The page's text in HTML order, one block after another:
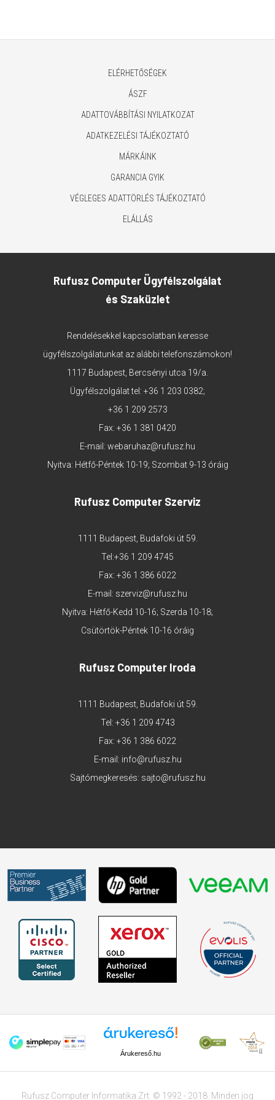
ELÉRHETŐSÉGEK
ÁSZF
ADATTOVÁBBÍTÁSI NYILATKOZAT
ADATKEZELÉSI TÁJÉKOZTATÓ
MÁRKÁINK
GARANCIA GYIK
VÉGLEGES ADATTÖRLÉS TÁJÉKOZTATÓ
ELÁLLÁS
Rufusz Computer Ügyfélszolgálat
és Szaküzlet
Rendelésekkel kapcsolatban keresse
ügyfélszolgálatunkat az alábbi telefonszámokon!
1117 Budapest, Bercsényi utca 19/a.
Ügyfélszolgálat tel: +36 1 203 0382;
+36 1 209 2573
Fax: +36 1 381 0420
E-mail: webaruhaz@rufusz.hu
Nyitva: Hétfő-Péntek 10-19; Szombat 9-13 óráig
Rufusz Computer Szerviz
1111 Budapest, Budafoki út 59.
Tel:+36 1 209 4745
Fax: +36 1 386 6022
E-mail: szerviz@rufusz.hu
Nyitva: Hétfő-Kedd 10-16; Szerda 10-18;
Csütörtök-Péntek 10-16 óráig
Rufusz Computer Iroda
1111 Budapest, Budafoki út 59.
Tel: +36 1 209 4743
Fax: +36 1 386 6022
E-mail: info@rufusz.hu
Sajtómegkeresés: sajto@rufusz.hu
Árukereső.hu
Rufusz Computer Informatika Zrt. © 1992 - 2018. Minden jog